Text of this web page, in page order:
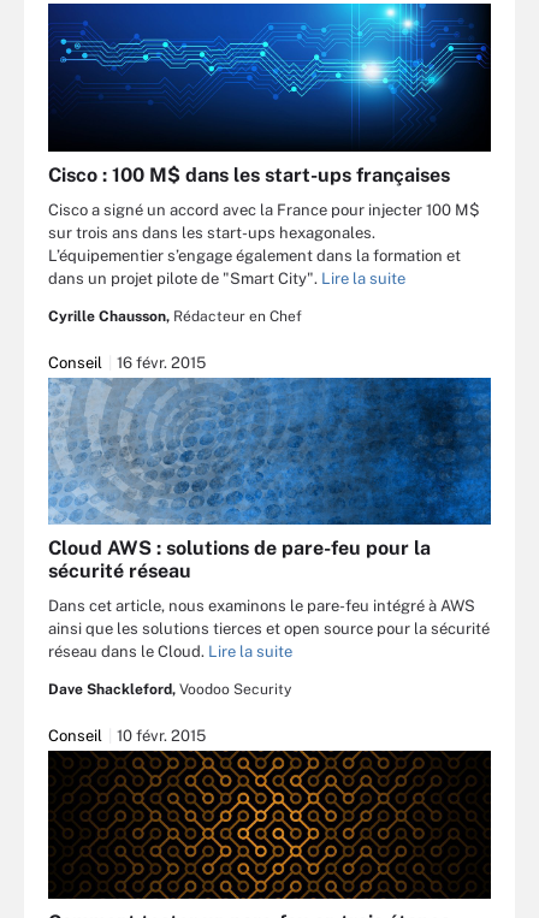
Cisco : 100 M$ dans les start-ups françaises
Cisco a signé un accord avec la France pour injecter 100 M$
sur trois ans dans les start-ups hexagonales.
L’équipementier s’engage également dans la formation et
dans un projet pilote de "Smart City". Lire la suite
Cyrille Chausson, Rédacteur en Chef
Conseil 16 févr. 2015
Cloud AWS : solutions de pare-feu pour la
sécurité réseau
Dans cet article, nous examinons le pare-feu intégré à AWS
ainsi que les solutions tierces et open source pour la sécurité
réseau dans le Cloud. Lire la suite
Dave Shackleford, Voodoo Security
Conseil 10 févr. 2015